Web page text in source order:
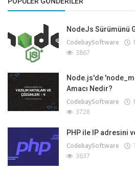
NodeJs Sürümünü
CodebaySoftware
3867
Node.js'de
Amacı Nedir?
CodebaySoftware
3728
PHP ile IP adresini
CodebaySoftware
3637